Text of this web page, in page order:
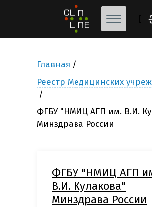
Главная
Реестр Медицинских
ФГБУ "НМИЦ АГП им. В.И.
Минздрава России
ФГБУ "НМИЦ АГП
В.И. Кулакова"
Минздрава России